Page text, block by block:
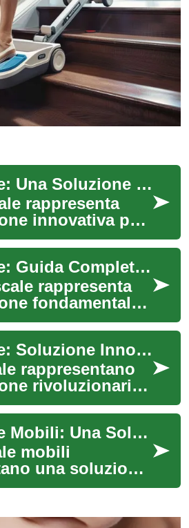
Montascale: Una Soluzione per la Mobilità Domestica
rappresenta
innovativa per
mobilità
casa,
Montascale: Guida Completa per la Mobilità e l'Indipendenza Domestica
rappresenta
fondamentale
l'autonomia e la
persone con
Montascale: Soluzione Innovativa per la Mobilità Domestica
rappresentano
rivoluzionaria
la mobilità e
delle persone
Montascale Mobili: Una Soluzione Innovativa per la Mobilità Domestica
mobili
una soluzione
per migliorare
e
delle ...